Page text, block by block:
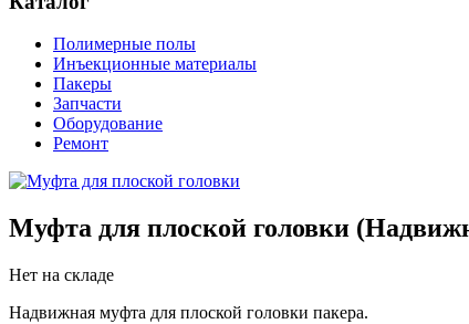
Полимерные полы
Инъекционные материалы
Пакеры
Запчасти
Оборудование
Ремонт
Муфта для плоской головки
Нет на складе
Надвижная муфта для плоской головки пакера.